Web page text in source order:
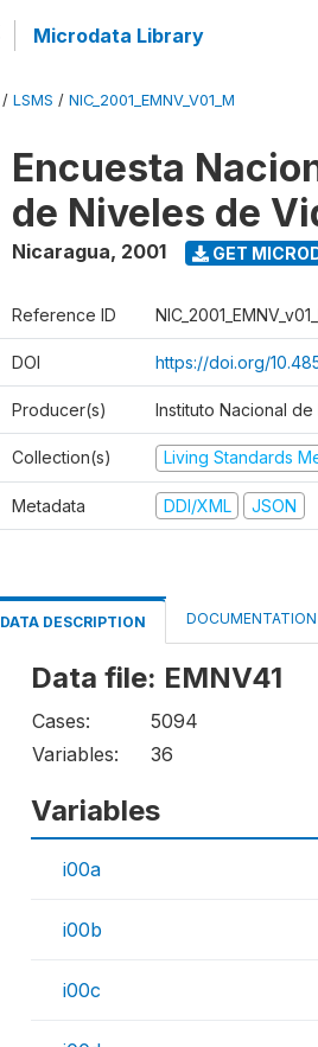
Microdata Library
/ LSMS / NIC_2001_EMNV_V01_M
Encuesta
de Niveles de
Nicaragua, 2001 GET
Reference ID
DOI https://doi.org/
Producer(s) Instituto Nacional
Collection(s) Living Standards
Metadata DDI/XML JSON
DATA DESCRIPTION DOCUMENTATION
Data file: EMNV41
Cases:
5094
Variables:
36
Variables
i00a
i00b
i00c